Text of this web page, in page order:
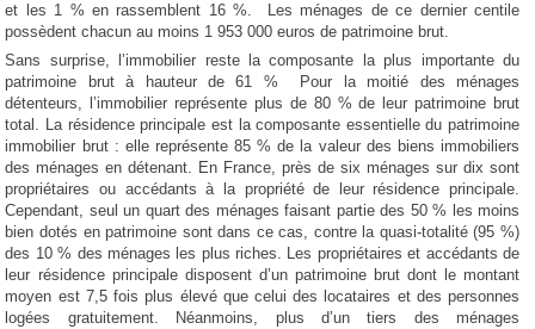
et les 1 % en rassemblent 16 %. Les ménages de ce dernier centile
possèdent chacun au moins 1 953 000 euros de patrimoine brut.
Sans surprise, l’immobilier reste la composante la plus importante du
patrimoine brut à hauteur de 61 % Pour la moitié des ménages
détenteurs, l’immobilier représente plus de 80 % de leur patrimoine brut
total. La résidence principale est la composante essentielle du patrimoine
immobilier brut : elle représente 85 % de la valeur des biens immobiliers
des ménages en détenant. En France, près de six ménages sur dix sont
propriétaires ou accédants à la propriété de leur résidence principale.
Cependant, seul un quart des ménages faisant partie des 50 % les moins
bien dotés en patrimoine sont dans ce cas, contre la quasi-totalité (95 %)
des 10 % des ménages les plus riches. Les propriétaires et accédants de
leur résidence principale disposent d’un patrimoine brut dont le montant
moyen est 7,5 fois plus élevé que celui des locataires et des personnes
logées gratuitement. Néanmoins, plus d’un tiers des ménages